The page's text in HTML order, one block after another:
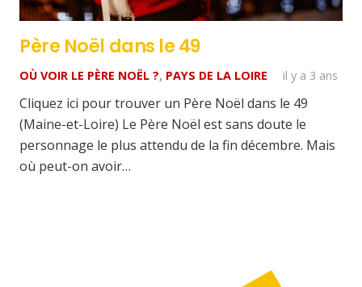
Père Noël dans le 49
OÙ VOIR LE PÈRE NOËL ?, PAYS DE LA LOIRE il y a 3 ans
Cliquez ici pour trouver un Père Noël dans le 49
(Maine-et-Loire) Le Père Noël est sans doute le
personnage le plus attendu de la fin décembre. Mais
où peut-on avoir…